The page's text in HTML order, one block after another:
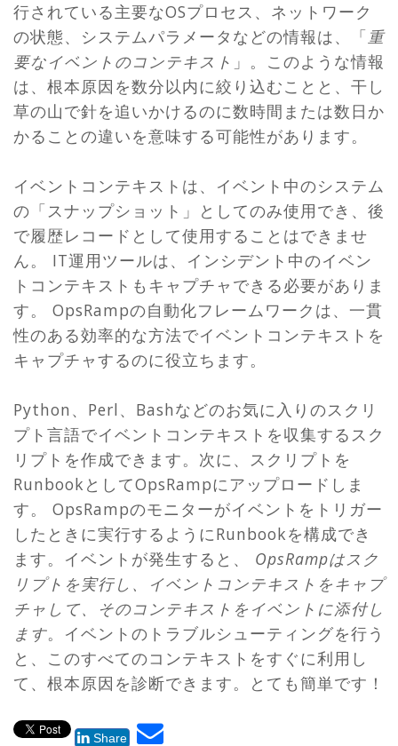
行されている主要なOSプロセス、ネットワーク
の状態、システムパラメータなどの情報は、「重
要なイベントのコンテキスト 」。このような情報
は、根本原因を数分以内に絞り込むことと、干し
草の山で針を追いかけるのに数時間または数日か
かることの違いを意味する可能性があります。
イベントコンテキストは、イベント中のシステム
の「スナップショット」としてのみ使用でき、後
で履歴レコードとして使用することはできませ
ん。 IT運用ツールは、インシデント中のイベン
トコンテキストもキャプチャできる必要がありま
す。 OpsRampの自動化フレームワークは、一貫
性のある効率的な方法でイベントコンテキストを
キャプチャするのに役立ちます。
Python、Perl、Bashなどのお気に入りのスクリ
プト言語でイベントコンテキストを収集するスク
リプトを作成できます。次に、スクリプトを
RunbookとしてOpsRampにアップロードしま
す。 OpsRampのモニターがイベントをトリガー
したときに実行するようにRunbookを構成でき
ます。イベントが発生すると、 OpsRampはスク
リプトを実行し、イベントコンテキストをキャプ
チャして、そのコンテキストをイベントに添付し
ます。イベントのトラブルシューティングを行う
と、このすべてのコンテキストをすぐに利用し
て、根本原因を診断できます。とても簡単です！
Share